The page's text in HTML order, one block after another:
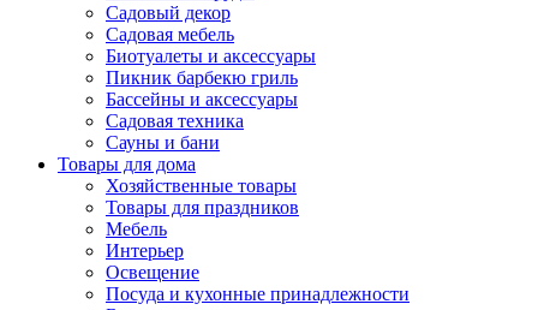
Садовый декор
Садовая мебель
Биотуалеты и аксессуары
Пикник барбекю гриль
Бассейны и аксессуары
Садовая техника
Сауны и бани
Товары для дома
Хозяйственные товары
Товары для праздников
Мебель
Интерьер
Освещение
Посуда и кухонные принадлежности